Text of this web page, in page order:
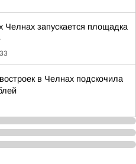
запускается площадка
в Челнах подскочила